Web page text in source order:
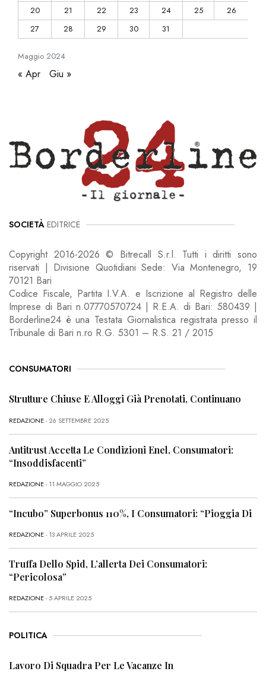
Maggio 2024
20
21 22 23 24 25
26
27
28 29 30 31
« Apr Giu »
SOCIETÀ EDITRICE
Copyright 2016-2026 © Bitrecall S.r.l. Tutti i diritti sono
riservati | Divisione Quotidiani Sede: Via Montenegro, 19
70121 Bari
Codice Fiscale, Partita I.V.A. e Iscrizione al Registro delle
Imprese di Bari n.07770570724 | R.E.A. di Bari: 580439 |
Borderline24 è una Testata Giornalistica registrata presso il
Tribunale di Bari n.ro R.G. 5301 – R.S. 21 / 2015
CONSUMATORI
Strutture Chiuse E Alloggi Già Prenotati, Continuano
REDAZIONE- 26 SETTEMBRE 2025
Antitrust Accetta Le Condizioni Enel, Consumatori:
“Insoddisfacenti”
REDAZIONE- 11 MAGGIO 2025
“Incubo” Superbonus 110%, I Consumatori: “Pioggia Di
REDAZIONE- 13 APRILE 2025
Truffa Dello Spid, L’allerta Dei Consumatori:
“Pericolosa”
REDAZIONE- 5 APRILE 2025
POLITICA
Lavoro Di Squadra Per Le Vacanze In